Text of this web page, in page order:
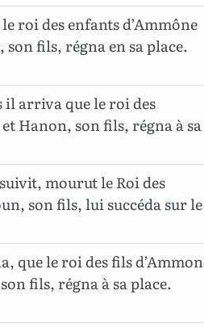
roi des enfants d’Ammône
fils, régna en sa place.
il arriva que le roi des
Hanon, son fils, régna à sa
mourut le Roi des
son fils, lui succéda sur le
que le roi des fils d’Ammon
fils, régna à sa place.